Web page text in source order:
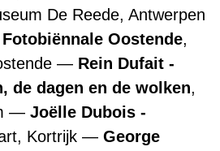
De Reede, Antwerpen
Oostende,
Rein Dufait -
de dagen en de wolken,
Joëlle Dubois -
Kortrijk
George